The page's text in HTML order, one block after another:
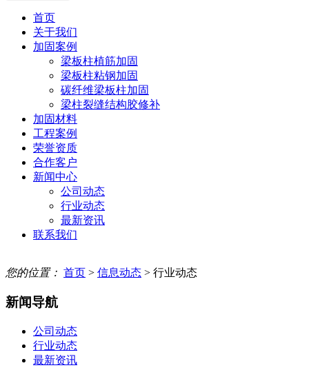
首页
关于我们
加固案例
梁板柱植筋加固
梁板柱粘钢加固
碳纤维梁板柱加固
梁柱裂缝结构胶修补
加固材料
工程案例
荣誉资质
合作客户
新闻中心
公司动态
行业动态
最新资讯
联系我们
您的位置： 首页 > 信息动态 > 行业动态
新闻导航
公司动态
行业动态
最新资讯